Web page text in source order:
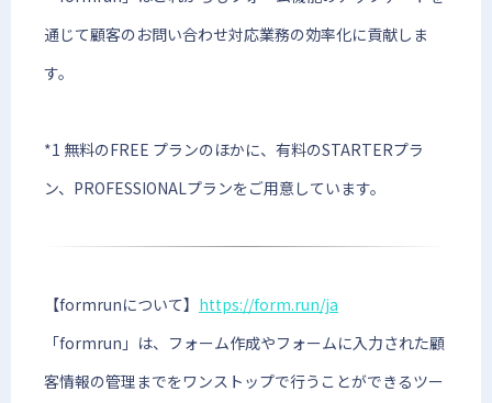
通じて顧客のお問い合わせ対応業務の効率化に貢献しま
す。
*1 無料のFREE プランのほかに、有料のSTARTERプラ
ン、PROFESSIONALプランをご用意しています。
【formrunについて】 https://form.run/ja
「formrun」は、フォーム作成やフォームに入力された顧
客情報の管理までをワンストップで行うことができるツー